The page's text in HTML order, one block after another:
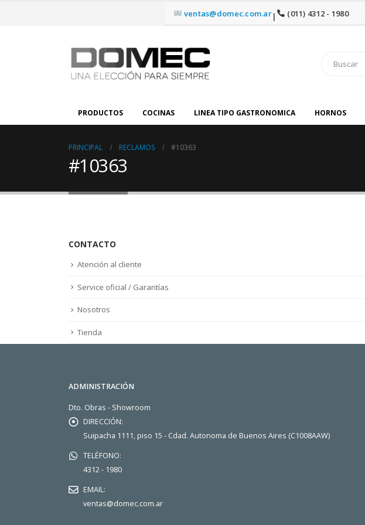
ventas@domec.com.ar| (011) 4312 - 1980
PRODUCTOS COCINAS LINEA TIPO GASTRONOMICA HORNOS
PRINCIPAL RECLAMOS #10363
#10363
CONTACTO
Atención al cliente
Service oficial / Garantías
Nosotros
Tienda
ADMINISTRACIÓN
Dto. Obras - Showroom
DIRECCIÓN:
Suipacha 1111, piso 15 - Cdad. Autonoma de Buenos Aires (C1008AAW)
TELÉFONO:
4312 - 1980
EMAIL:
ventas@domec.com.ar